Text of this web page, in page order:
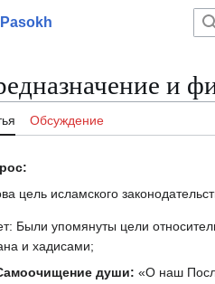
и
Обсуждение
цель исламского
Были упомянуты цели
и хадисами;
души: «О наш